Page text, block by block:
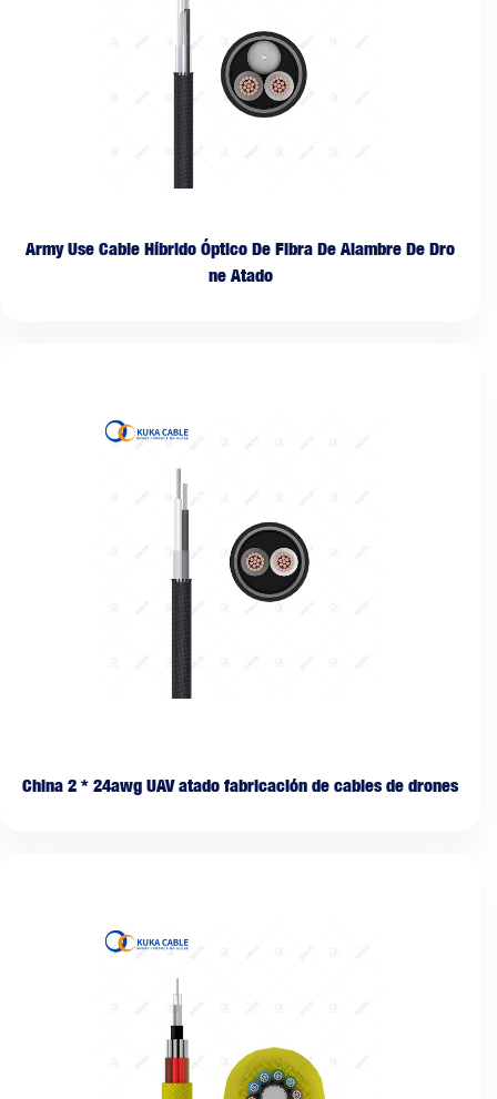
Army Use Cable Híbrido Óptico De Fibra De Alambre De Dro
ne Atado
China 2 * 24awg UAV atado fabricación de cables de drones